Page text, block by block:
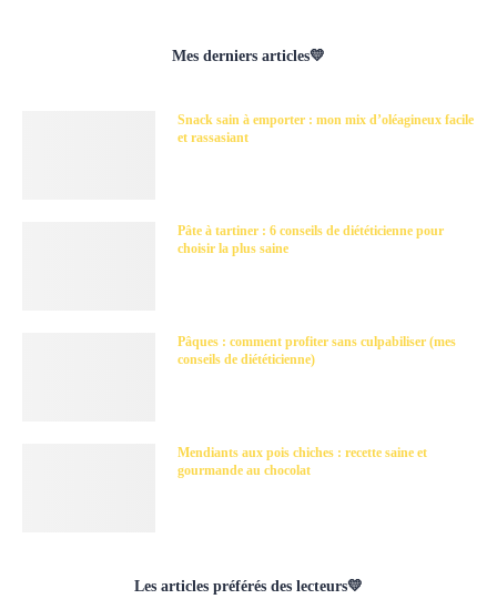
Mes derniers articles💛
Snack sain à emporter : mon mix d’oléagineux facile
et rassasiant
Pâte à tartiner : 6 conseils de diététicienne pour
choisir la plus saine
Pâques : comment profiter sans culpabiliser (mes
conseils de diététicienne)
Mendiants aux pois chiches : recette saine et
gourmande au chocolat
Les articles préférés des lecteurs💛